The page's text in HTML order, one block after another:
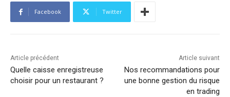
Facebook Twitter
Article précédent
Quelle caisse enregistreuse
choisir pour un restaurant ?
Article suivant
Nos recommandations pour
une bonne gestion du risque
en trading